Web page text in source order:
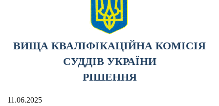
ВИЩА КВАЛІФІКАЦІЙНА КОМІСІЯ
СУДДІВ УКРАЇНИ
РІШЕННЯ
11.06.2025